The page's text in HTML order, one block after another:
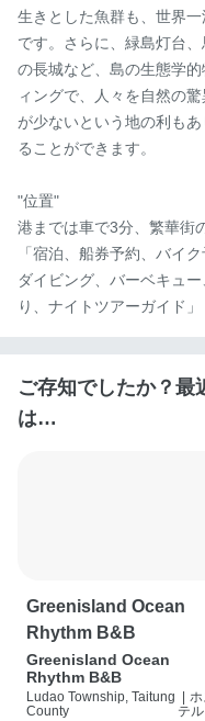
生きとした魚群も、世界
です。さらに、緑島灯台
の長城など、島の生態学
ィングで、人々を自然の
が少ないという地の利も
ることができます。
"位置"
港までは車で3分、繁華街
「宿泊、船券予約、バイ
ダイビング、​​バーベキュ
り、ナイトツアーガイド」
ご存知でしたか？最
は…
Greenisland Ocean
Rhythm B&B
Greenisland Ocean
Rhythm B&B
Ludao Township, Taitung
County
ホ
テル